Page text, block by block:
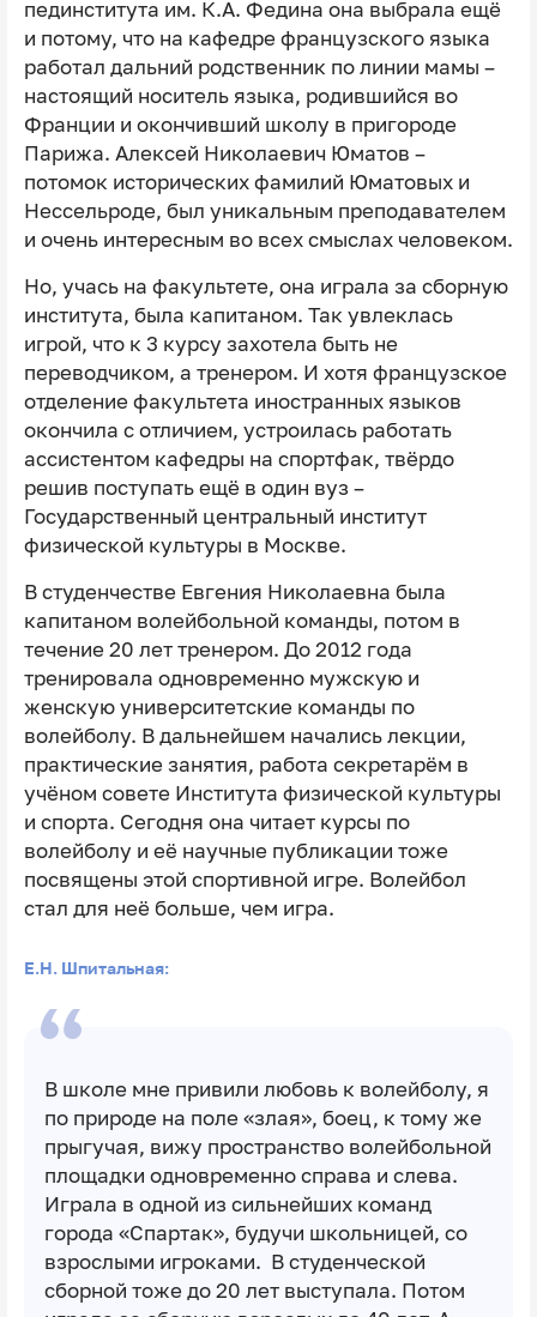
пединститута им. К.А. Федина она выбрала ещё
и потому, что на кафедре французского языка
работал дальний родственник по линии мамы –
настоящий носитель языка, родившийся во
Франции и окончивший школу в пригороде
Парижа. Алексей Николаевич Юматов –
потомок исторических фамилий Юматовых и
Нессельроде, был уникальным преподавателем
и очень интересным во всех смыслах человеком.
Но, учась на факультете, она играла за сборную
института, была капитаном. Так увлеклась
игрой, что к 3 курсу захотела быть не
переводчиком, а тренером. И хотя французское
отделение факультета иностранных языков
окончила с отличием, устроилась работать
ассистентом кафедры на спортфак, твёрдо
решив поступать ещё в один вуз –
Государственный центральный институт
физической культуры в Москве.
В студенчестве Евгения Николаевна была
капитаном волейбольной команды, потом в
течение 20 лет тренером. До 2012 года
тренировала одновременно мужскую и
женскую университетские команды по
волейболу. В дальнейшем начались лекции,
практические занятия, работа секретарём в
учёном совете Института физической культуры
и спорта. Сегодня она читает курсы по
волейболу и её научные публикации тоже
посвящены этой спортивной игре. Волейбол
стал для неё больше, чем игра.
Е.Н. Шпитальная:
В школе мне привили любовь к волейболу, я
по природе на поле «злая», боец, к тому же
прыгучая, вижу пространство волейбольной
площадки одновременно справа и слева.
Играла в одной из сильнейших команд
города «Спартак», будучи школьницей, со
взрослыми игроками. В студенческой
сборной тоже до 20 лет выступала. Потом